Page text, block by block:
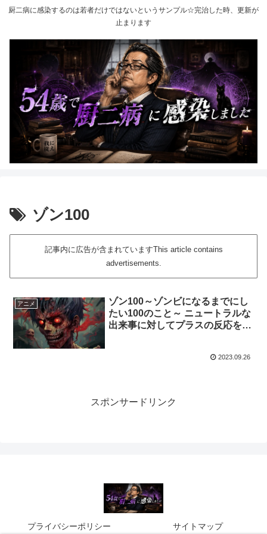
厨二病に感染するのは若者だけではないというサンプル☆完治した時、更新が
止まります
ゾン100
記事内に広告が含まれていますThis article contains
advertisements.
アニメ
ゾン100～ゾンビになるまでにし
たい100のこと～ ニュートラルな
出来事に対してプラスの反応をす
2023.09.26
スポンサードリンク
プライバシーポリシー サイトマップ